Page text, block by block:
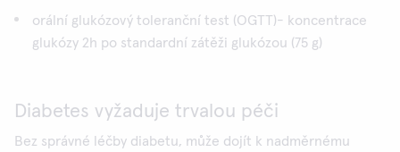
orální glukózový toleranční test (OGTT)- koncentrace
glukózy 2h po standardní zátěži glukózou (75 g)
Diabetes vyžaduje trvalou péči
Bez správné léčby diabetu, může dojít k nadměrnému